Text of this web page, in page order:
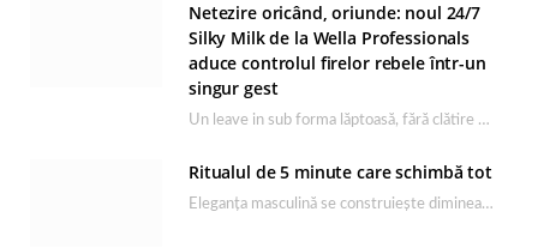
Netezire oricând, oriunde: noul 24/7
Silky Milk de la Wella Professionals
aduce controlul firelor rebele într-un
singur gest
Un leave in sub forma lăptoasă, fără clătire care completează rutina Ultimate Smooth și transformă…
Ritualul de 5 minute care schimbă tot
Eleganța masculină se construiește dimineața, în câteva minute și cu produsele potrivite. O rutină de…